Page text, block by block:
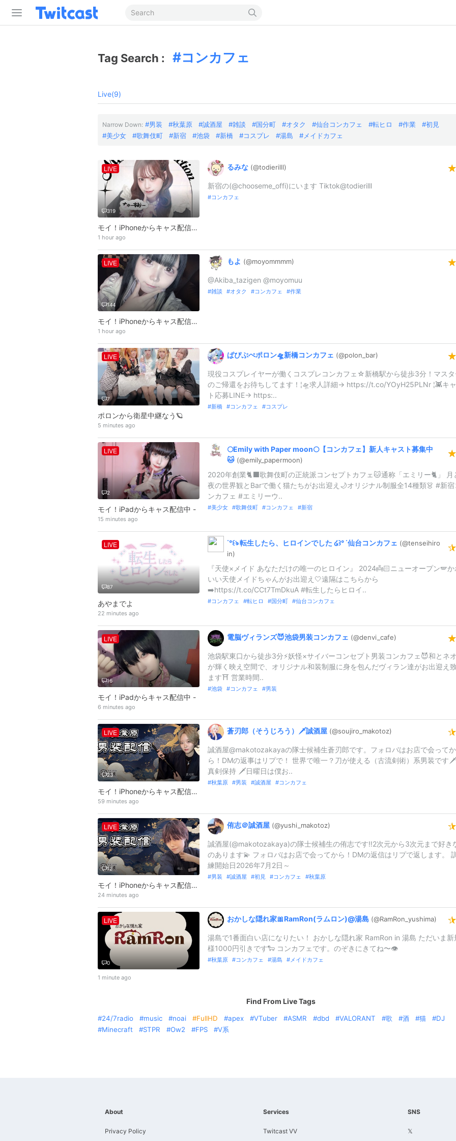
Tag Search : コンカフェ
Live(9)
Narrow Down: 男装 秋葉原 誠酒屋 雑談 国分町 オタク 仙台コンカフェ 転ヒロ 作業
初見
美少女
歌舞伎町 新宿 池袋 新橋 コスプレ 湯島 メイドカフェ
LIVE
319
モイ！iPhoneからキャス配信中 -
1 hour ago
るみな (@todierilll)
新宿の(@chooseme_offi)にいます Tiktok@todierilll
コンカフェ
LIVE
144
モイ！iPhoneからキャス配信中 -
1 hour ago
もよ (@moyommmm)
@Akiba_tazigen @moyomuu
雑談 オタク コンカフェ 作業
LIVE
7
ポロンから衛星中継なう🪐
5 minutes ago
ぱぴぷぺポロン🛸新橋コンカフェ (@polon_ bar)
現役コスプレイヤーが働くコスプレコンカフェ☆新橋駅から徒歩3分！マス
のご帰還をお待ちしてます！¦🛸求人詳細→ https://t.co/YOyH25PLNr ¦👾キ
ト応募LINE→ https:..
新橋 コンカフェ コスプレ
LIVE
2
モイ！iPadからキャス配信中 -
15 minutes ago
🌕Emilywith Papermoon🌕【コンカフェ】新人キャスト募集中
🐱 (@emily_ papermoon)
2020年創業🐈‍⬛歌舞伎町の正統派コンセプトカフェ🐱通称「エミリー🐈」 月
夜の世界観とBarで働く猫たちがお出迎え🌙オリジナル制服全14種類👗 #新宿
ンカフェ #エミリーウ..
美少女 歌舞伎町 コンカフェ 新宿
LIVE
87
あやまでよ
22 minutes ago
˙°꒰ঌ転生したら、ヒロインでした ໒꒱° ˙仙台コンカフェ (@tenseihiro
in)
『天使×メイド あなただけの唯一のヒロイン』 2024👼🏻ニューオープン🪽か
いい天使メイドちゃんがお出迎え🤍遠隔はこちらから
➡️https://t.co/CCt7TmDkuA #転生したらヒロイ..
コンカフェ 転ヒロ 国分町 仙台コンカフェ
LIVE
16
モイ！iPadからキャス配信中 -
6 minutes ago
電脳ヴィランズ😈池袋男装コンカフェ (@denvi_ cafe)
池袋駅東口から徒歩3分⚡️妖怪×サイバーコンセプト男装コンカフェ😈和とネ
が輝く映え空間で、オリジナル和装制服に身を包んだヴィラン達がお出迎え
ます⛩️ 営業時間..
池袋 コンカフェ 男装
LIVE
23
モイ！iPhoneからキャス配信中 -診察、するよ
59 minutes ago
蒼刃郎（そうじろう） 🗡誠酒屋 (@soujiro_ makotoz)
誠酒屋@makotozakayaの隊士候補生蒼刃郎です。フォロバはお店で会ってか
ら！DMの返事はリプで！ 世界で唯一？刀が使える（古流剣術）系男装です🗡
真剣保持 🗡日曜日は僕お..
秋葉原 男装 誠酒屋 コンカフェ
LIVE
12
モイ！iPhoneからキャス配信中 -オンライン診察再開🏥
24 minutes ago
侑志＠誠酒屋 (@yushi_ makotoz)
誠酒屋(@makotozakaya)の隊士候補生の侑志です‼️2次元から3次元まで好き
のあります💫 フォロバはお店で会ってから！DMの返信はリプで返します。
練開始日2026年7月2日～
男装 誠酒屋 初見 コンカフェ 秋葉原
LIVE
0
1 minute ago
おかしな隠れ家🎀RamRon(ラムロン)@湯島 (@RamRon_ yushima)
湯島で1番面白い店になりたい！ おかしな隠れ家 RamRon in 湯島 ただいま新
様1000円引きです🐑 コンカフェです。のぞきにきてね〜👁
秋葉原 コンカフェ 湯島 メイドカフェ
Find From Live Tags
24/7radio music noai FullHD apex VTuber ASMR dbd VALORANT 歌 酒 猫
DJ
Minecraft
STPR Ow2 FPS V系
About
Privacy Policy
Services
Twitcast VV
SNS
𝕏